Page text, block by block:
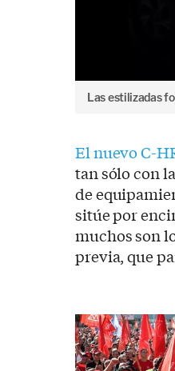
Las estilizadas
El nuevo C-
tan sólo con
de
sitúe por
muchos son
previa, que